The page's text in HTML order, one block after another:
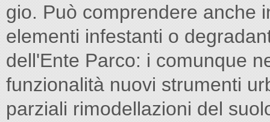
gio. Può comprendere anche
elementi infestanti o
dell'Ente Parco: i comunque
funzionalità nuovi strumenti
parziali rimodellazioni del